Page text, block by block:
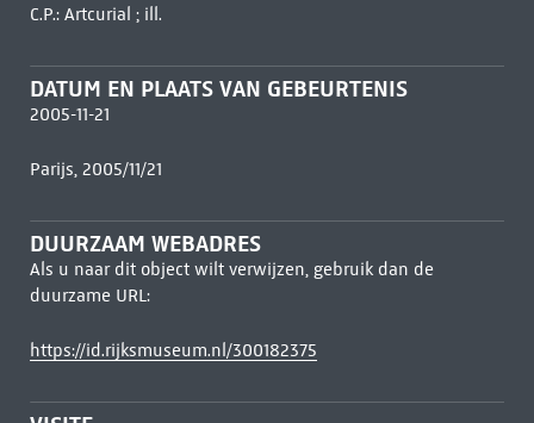
C.P.: Artcurial ; ill.
DATUM EN PLAATS VAN GEBEURTENIS
2005-11-21
Parijs, 2005/11/21
DUURZAAM WEBADRES
Als u naar dit object wilt verwijzen, gebruik dan de
duurzame URL:
https://id.rijksmuseum.nl/300182375